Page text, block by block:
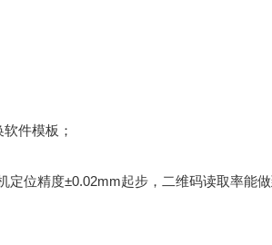
件模板；
位精度±0.02mm起步，二维码读取率能做